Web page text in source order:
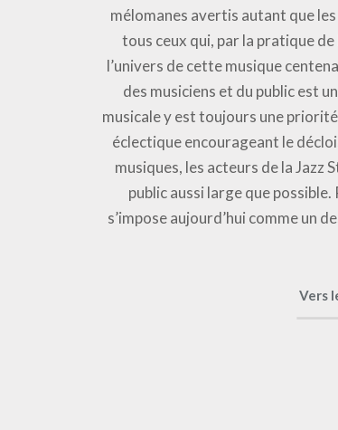
mélomanes avertis autant que
tous ceux qui, par la pratique
l’univers de cette musique
des musiciens et du public est
musicale y est toujours une
éclectique encourageant le
musiques, les acteurs de la Jazz
public aussi large que
s’impose aujourd’hui comme un
Vers